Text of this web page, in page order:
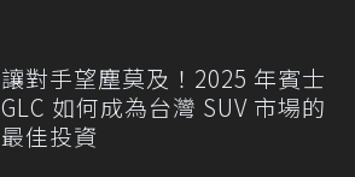
讓對手望塵莫及！2025 年賓士
GLC 如何成為台灣 SUV 市場的
最佳投資